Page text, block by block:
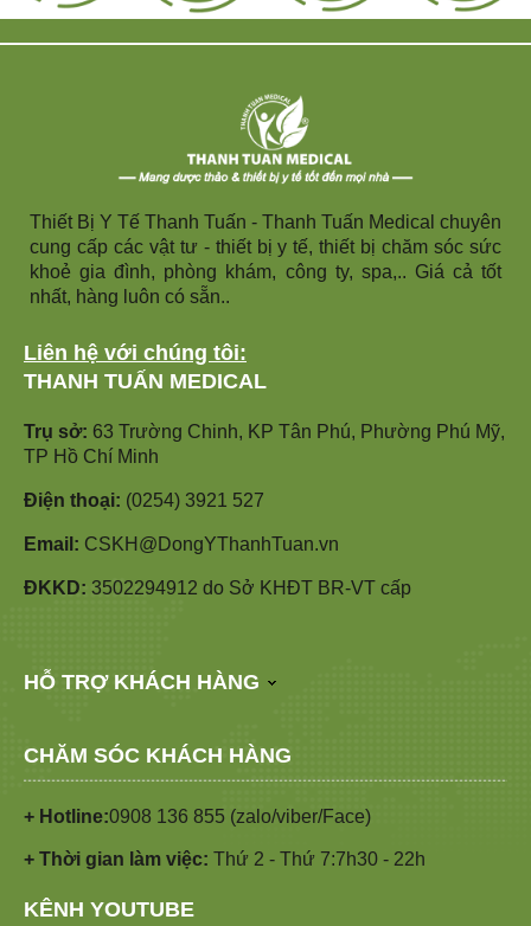
Thiết Bị Y Tế Thanh Tuấn - Thanh Tuấn Medical chuyên
cung cấp các vật tư - thiết bị y tế, thiết bị chăm sóc sức
khoẻ gia đình, phòng khám, công ty, spa,.. Giá cả tốt
nhất, hàng luôn có sẵn..
Liên hệ với chúng tôi:
THANH TUẤN MEDICAL
Trụ sở: 63 Trường Chinh, KP Tân Phú, Phường Phú Mỹ,
TP Hồ Chí Minh
Điện thoại: (0254) 3921 527
Email: CSKH@DongYThanhTuan.vn
ĐKKD: 3502294912 do Sở KHĐT BR-VT cấp
HỖ TRỢ KHÁCH HÀNG
CHĂM SÓC KHÁCH HÀNG
+ Hotline:0908 136 855 (zalo/viber/Face)
+ Thời gian làm việc: Thứ 2 - Thứ 7:7h30 - 22h
KÊNH YOUTUBE